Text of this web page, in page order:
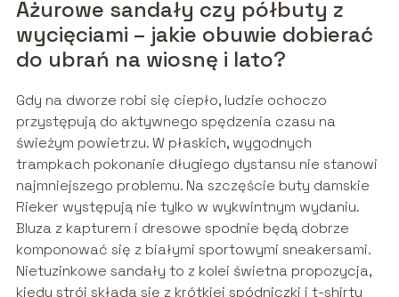
Ażurowe sandały czy półbuty z
wycięciami – jakie obuwie dobierać
do ubrań na wiosnę i lato?
Gdy na dworze robi się ciepło, ludzie ochoczo
przystępują do aktywnego spędzenia czasu na
świeżym powietrzu. W płaskich, wygodnych
trampkach pokonanie długiego dystansu nie stanowi
najmniejszego problemu. Na szczęście buty damskie
Rieker występują nie tylko w wykwintnym wydaniu.
Bluza z kapturem i dresowe spodnie będą dobrze
komponować się z białymi sportowymi sneakersami.
Nietuzinkowe sandały to z kolei świetna propozycja,
kiedy strój składa się z krótkiej spódniczki i t-shirtu